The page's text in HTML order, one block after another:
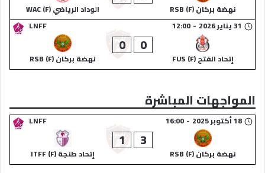
نهضة بركان (F) RSB
الوداد الرياضي (F) WAC
LNFF
31 يناير 2026 -
12:00
إتحاد الفتح (F) FUS
0
0
نهضة بركان (F) RSB
المواجهات المباشرة
LNFF 18 أكتوبر 2025 -
16:00
نهضة بركان (F) RSB
3
1
إتحاد طنجة (F) ITFF